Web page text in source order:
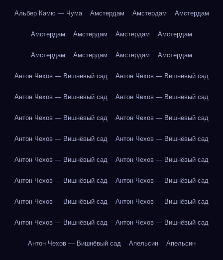
Альбер Камю — Чума Амстердам Амстердам Амстердам
Амстердам Амстердам Амстердам Амстердам
Амстердам Амстердам Амстердам Амстердам
Антон Чехов — Вишнёвый сад Антон Чехов — Вишнёвый сад
Антон Чехов — Вишнёвый сад Антон Чехов — Вишнёвый сад
Антон Чехов — Вишнёвый сад Антон Чехов — Вишнёвый сад
Антон Чехов — Вишнёвый сад Антон Чехов — Вишнёвый сад
Антон Чехов — Вишнёвый сад Антон Чехов — Вишнёвый сад
Антон Чехов — Вишнёвый сад Антон Чехов — Вишнёвый сад
Антон Чехов — Вишнёвый сад Антон Чехов — Вишнёвый сад
Антон Чехов — Вишнёвый сад Антон Чехов — Вишнёвый сад
Антон Чехов — Вишнёвый сад Апельсин Апельсин